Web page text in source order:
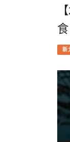
食
新